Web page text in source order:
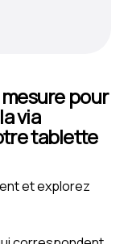
pour
via
tablette
et explorez